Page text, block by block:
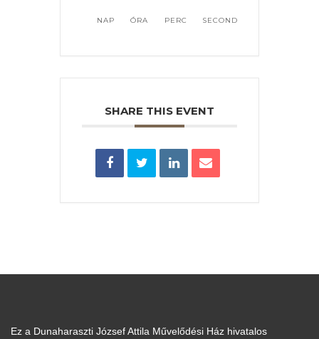
NAP ÓRA PERC SECOND
SHARE THIS EVENT
Ez a Dunaharaszti József Attila Művelődési Ház hivatalos